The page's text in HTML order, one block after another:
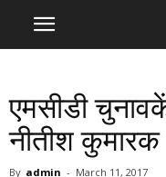
एमसीडी
नीतीश
By admin - March 11, 2017